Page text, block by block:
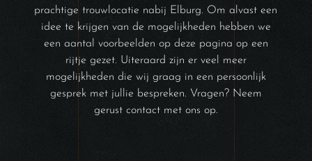
prachtige trouwlocatie nabij Elburg. Om alvast een
idee te krijgen van de mogelijkheden hebben we
een aantal voorbeelden op deze pagina op een
rijtje gezet. Uiteraard zijn er veel meer
mogelijkheden die wij graag in een persoonlijk
gesprek met jullie bespreken. Vragen? Neem
gerust contact met ons op.